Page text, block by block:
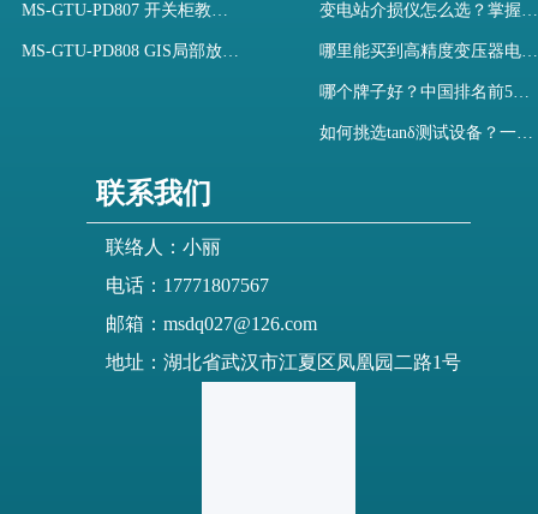
MS-GTU-PD807 开关柜教学用局部放电模拟装置
MS-GTU-PD808 GIS局部放电模拟系统
变电站介损仪怎么选？掌握采购要点-木森电气
哪里能买到高精度变压器电容量及介损测试仪？快速解决选型难题
哪个牌子好？中国排名前5介质损耗测试仪选型对比快速解决测量难题
如何挑选tanδ测试设备？一文掌握高压介质损耗测试仪采购核心
联系我们
联络人：小丽
电话：17771807567
邮箱：msdq027@126.com
地址：湖北省武汉市江夏区凤凰园二路1号